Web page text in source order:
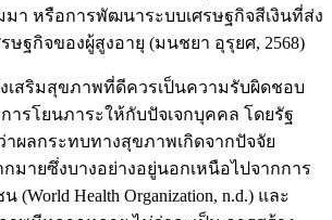
า หรือการพัฒนาระบบเศรษฐกิจสีเงินที่ส่ง
ษฐกิจของผู้สูงอายุ (มนชยา อุรุยศ, 2568)
เสริมสุขภาพที่ดีควรเป็นความรับผิดชอบ
ารโยนภาระให้กับปัจเจกบุคคล โดยรัฐ
าผลกระทบทางสุขภาพเกิดจากปัจจัย
มายซึ่งบางอย่างอยู่นอกเหนือไปจากการ
Health Organization, n.d.) และ